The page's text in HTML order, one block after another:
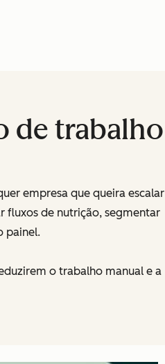
de trabalho
empresa que queira escalar
fluxos de nutrição, segmentar
painel.
o trabalho manual e a